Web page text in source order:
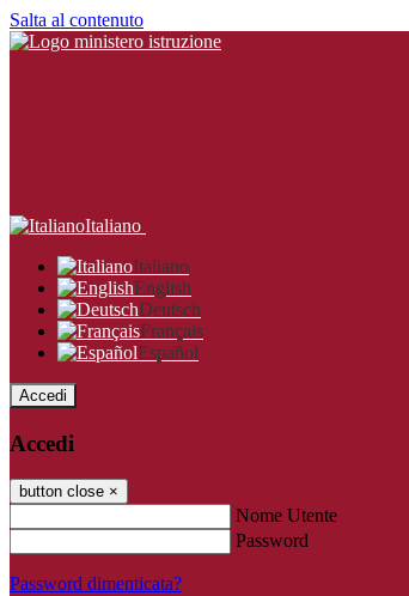
Salta al contenuto
Italiano
Italiano
English
Deutsch
Français
Español
Accedi
Accedi
button close ×
Nome Utente
Password
Password dimenticata?